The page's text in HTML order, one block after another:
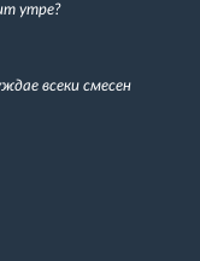
утре?
всеки смесен